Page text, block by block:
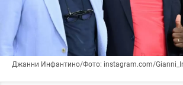
Джанни Инфантино/Фото: instagram.com/